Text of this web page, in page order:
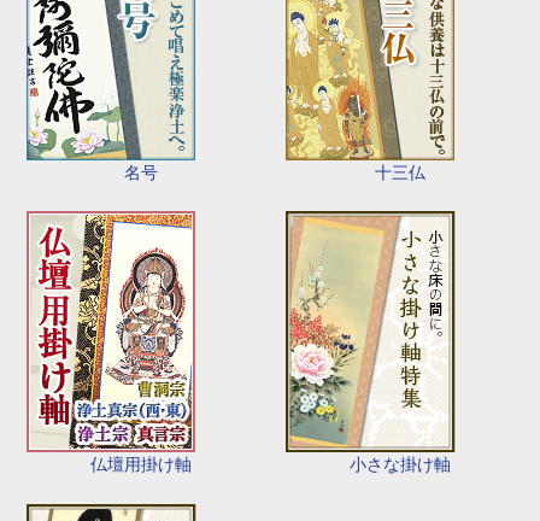
名号 十三仏
仏壇用掛け軸 小さな掛け軸